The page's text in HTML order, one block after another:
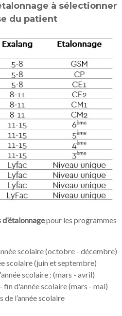
à sélectionner
du patient
pour les programmes
scolaire (octobre - décembre)
scolaire (juin et septembre)
scolaire : (mars - avril)
fin d'année scolaire (mars - mai)
de l’année scolaire